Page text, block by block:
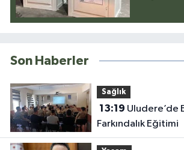
Son Haberler
Sağlık
13:19
Farkındalık Eğitimi